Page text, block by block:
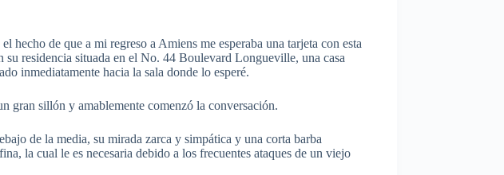
de que a mi regreso a Amiens me esperaba una tarjeta con esta
residencia situada en el No. 44 Boulevard Longueville, una casa
inmediatamente hacia la sala donde lo esperé.
gran sillón y amablemente comenzó la conversación.
de la media, su mirada zarca y simpática y una corta barba
la cual le es necesaria debido a los frecuentes ataques de un viejo